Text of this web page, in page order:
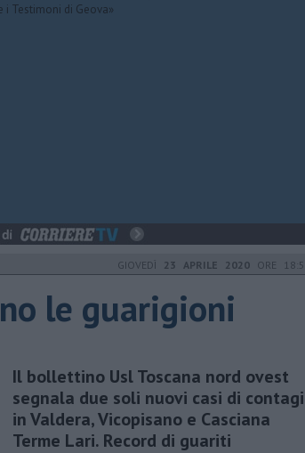
GIOVEDÌ 23 APRILE 2020 ORE
le guarigioni
Il bollettino Usl Toscana nord ovest
segnala due soli nuovi casi di
in Valdera, Vicopisano e Casciana
Terme Lari. Record di guariti